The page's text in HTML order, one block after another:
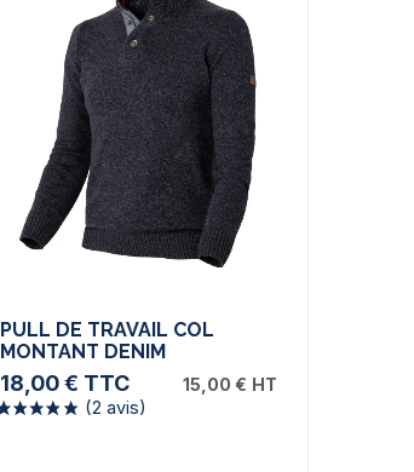
PULL DE TRAVAIL COL
MONTANT DENIM
18,00 € TTC 15,00 € HT